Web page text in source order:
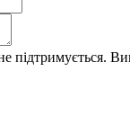
підтримується.